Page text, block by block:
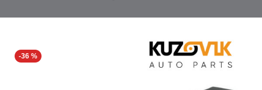
-36 %